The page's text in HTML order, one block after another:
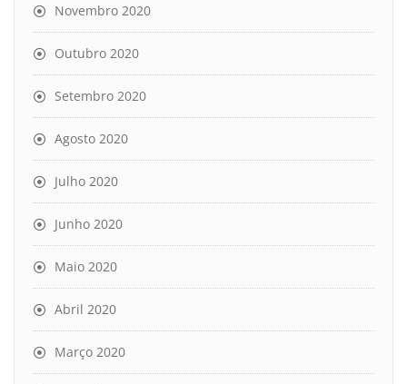
Novembro 2020
Outubro 2020
Setembro 2020
Agosto 2020
Julho 2020
Junho 2020
Maio 2020
Abril 2020
Março 2020